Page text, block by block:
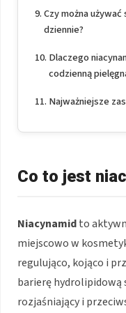
Czy można
dziennie?
Dlaczego
codzienną
Najważniejsze
Co to jest
Niacynamidto
miejscowo w
regulująco, kojąco i
barierę hydrolipidową
rozjaśniający i